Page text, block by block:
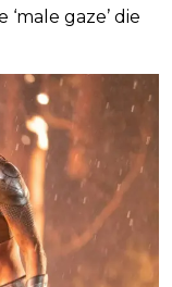
gaze’ die